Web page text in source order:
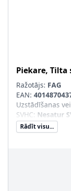
Piekare, Tilta
Ražotājs: FAG
EAN:
Uzstādīšanas
SVHC: Nesatur
Rādīt visu...